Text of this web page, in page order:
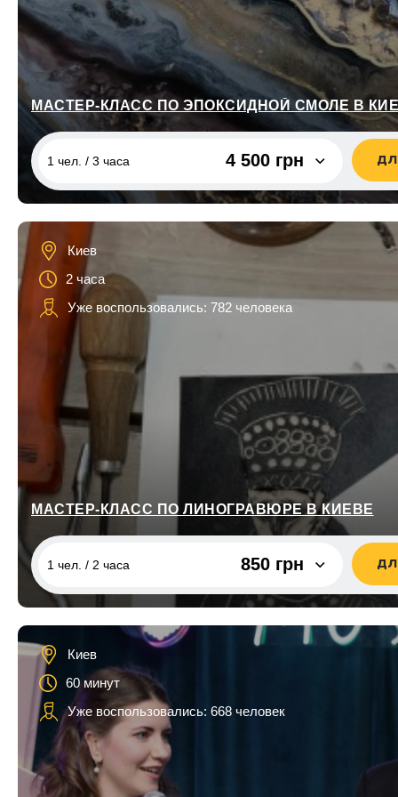
МАСТЕР-КЛАСС ПО ЭПОКСИДНОЙ СМОЛЕ В
1 чел. / 3 часа 4 500 грн
2 чел. / 3 часа 9 000 грн
Киев
2 часа
Уже воспользовались: 782 человека
МАСТЕР-КЛАСС ПО ЛИНОГРАВЮРЕ В КИЕВЕ
1 чел. / 2 часа 850 грн
2 чел. / 2 часа 1 700 грн
Киев
60 минут
Уже воспользовались: 668 человек